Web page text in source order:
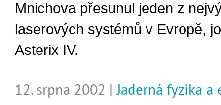
Mnichova přesunul jeden z
laserových systémů v Evropě,
Asterix IV.
12. srpna 2002 |Jaderná fyzika a